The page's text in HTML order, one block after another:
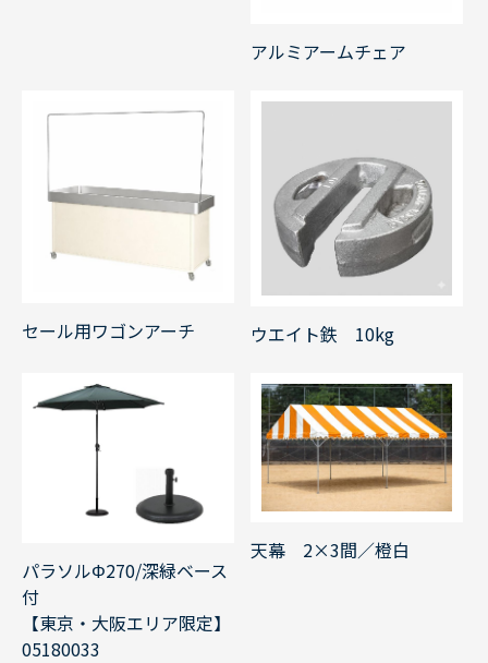
アルミアームチェア
セール用ワゴンアーチ ウエイト鉄 10kg
パラソルΦ270/深緑ベース
付
【東京・大阪エリア限定】
05180033
天幕 2×3間／橙白